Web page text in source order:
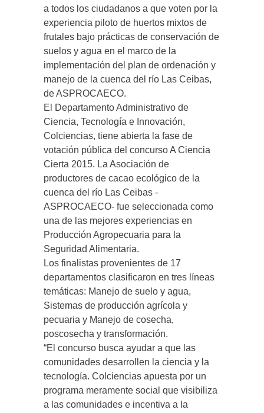
a todos los ciudadanos a que voten por la
experiencia piloto de huertos mixtos de
frutales bajo prácticas de conservación de
suelos y agua en el marco de la
implementación del plan de ordenación y
manejo de la cuenca del río Las Ceibas,
de ASPROCAECO.
El Departamento Administrativo de
Ciencia, Tecnología e Innovación,
Colciencias, tiene abierta la fase de
votación pública del concurso A Ciencia
Cierta 2015. La Asociación de
productores de cacao ecológico de la
cuenca del río Las Ceibas -
ASPROCAECO- fue seleccionada como
una de las mejores experiencias en
Producción Agropecuaria para la
Seguridad Alimentaria.
Los finalistas provenientes de 17
departamentos clasificaron en tres líneas
temáticas: Manejo de suelo y agua,
Sistemas de producción agrícola y
pecuaria y Manejo de cosecha,
poscosecha y transformación.
“El concurso busca ayudar a que las
comunidades desarrollen la ciencia y la
tecnología. Colciencias apuesta por un
programa meramente social que visibiliza
a las comunidades e incentiva a la